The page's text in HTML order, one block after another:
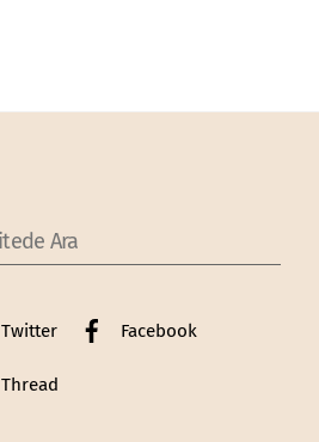
Twitter Facebook
Thread